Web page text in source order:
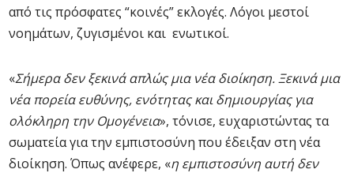
από τις πρόσφατες “κοινές” εκλογές. Λόγοι μεστοί
νοημάτων, ζυγισμένοι και ενωτικοί.
«Σήμερα δεν ξεκινά απλώς μια νέα διοίκηση. Ξεκινά μια
νέα πορεία ευθύνης, ενότητας και δημιουργίας για
ολόκληρη την Ομογένεια», τόνισε, ευχαριστώντας τα
σωματεία για την εμπιστοσύνη που έδειξαν στη νέα
διοίκηση. Όπως ανέφερε, «η εμπιστοσύνη αυτή δεν